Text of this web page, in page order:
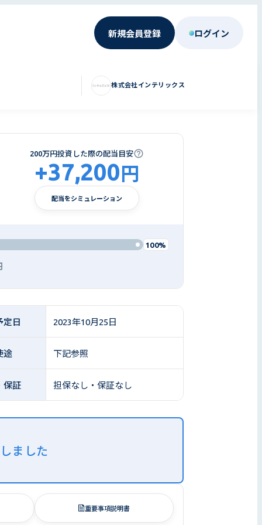
新規会員登録 ログイン
株式会社インテリックス
200万円投資した際の配当目安
+37,200 円
配当をシミュレーション
100%
定日 2023年10月25日
途 下記参照
保証 担保なし・保証なし
ました
重要事項説明書